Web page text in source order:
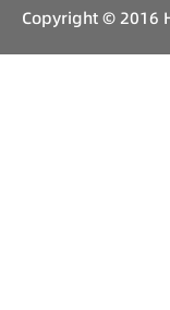
Copyright © 2016